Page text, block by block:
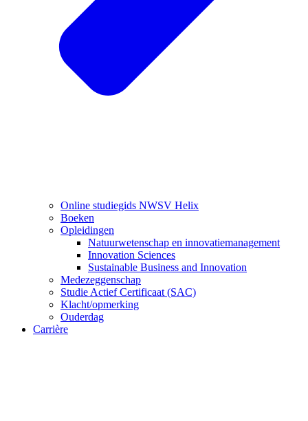
Online studiegids NWSV Helix
Boeken
Opleidingen
Natuurwetenschap en innovatiemanagement
Innovation Sciences
Sustainable Business and Innovation
Medezeggenschap
Studie Actief Certificaat (SAC)
Klacht/opmerking
Ouderdag
Carrière